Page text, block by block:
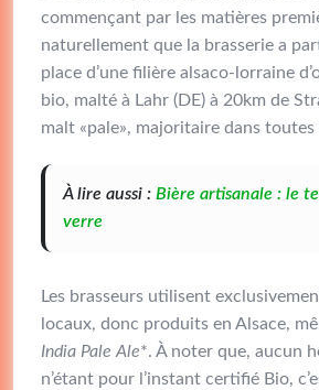
commençant par les matières
naturellement que la brasserie a
place d’une filière alsaco-lorraine
bio, malté à Lahr (DE) à 20km de
malt «pale», majoritaire dans toutes
À lire aussi : Bière artisanale : le
verre
Les brasseurs utilisent
locaux, donc produits en Alsace,
India Pale Ale*. À noter que, aucun
n’étant pour l’instant certifié Bio,